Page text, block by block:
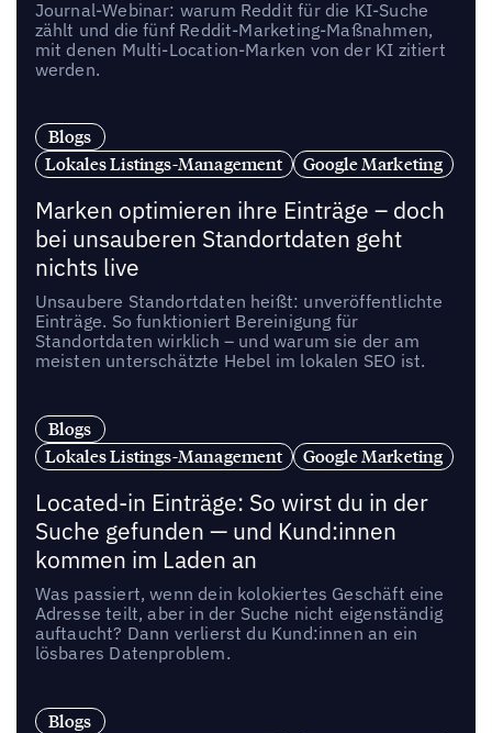
Journal-Webinar: warum Reddit für die KI-Suche
zählt und die fünf Reddit-Marketing-Maßnahmen,
mit denen Multi-Location-Marken von der KI zitiert
werden.
Blogs
Lokales Listings-Management
Google Marketing
Marken optimieren ihre Einträge – doch
bei unsauberen Standortdaten geht
nichts live
Unsaubere Standortdaten heißt: unveröffentlichte
Einträge. So funktioniert Bereinigung für
Standortdaten wirklich – und warum sie der am
meisten unterschätzte Hebel im lokalen SEO ist.
Blogs
Lokales Listings-Management
Google Marketing
Located-in Einträge: So wirst du in der
Suche gefunden — und Kund:innen
kommen im Laden an
Was passiert, wenn dein kolokiertes Geschäft eine
Adresse teilt, aber in der Suche nicht eigenständig
auftaucht? Dann verlierst du Kund:innen an ein
lösbares Datenproblem.
Blogs